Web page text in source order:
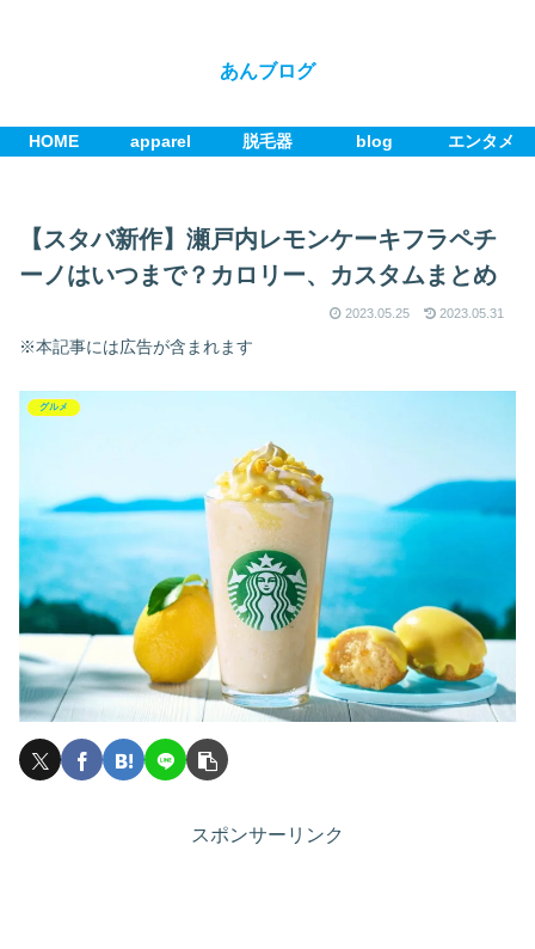
あんブログ
HOME apparel 脱毛器 blog エンタメ
【スタバ新作】瀬戸内レモンケーキフラペチ
ーノはいつまで？カロリー、カスタムまとめ
2023.05.25 2023.05.31
※本記事には広告が含まれます
グルメ
スポンサーリンク